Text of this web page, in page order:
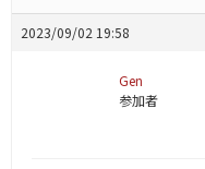
2023/09/02 19:58
Gen
参加者